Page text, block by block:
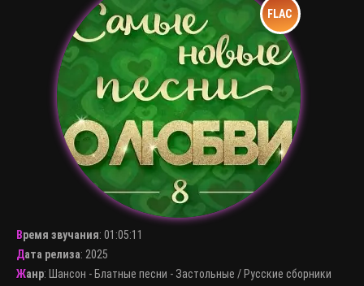
Время звучания: 01:05:11
Дата релиза: 2025
Жанр: Шансон - Блатные песни - Застольные / Русские сборники